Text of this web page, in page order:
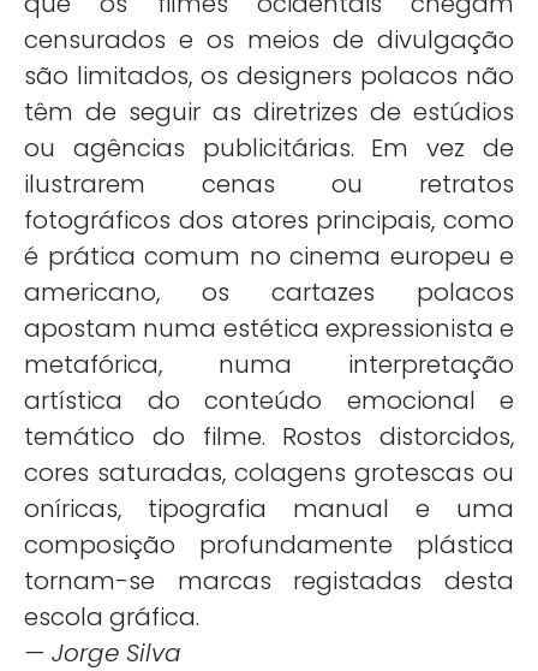
censurados e os meios de divulgação
são limitados, os designers polacos não
têm de seguir as diretrizes de estúdios
ou agências publicitárias. Em vez de
ilustrarem cenas ou retratos
fotográficos dos atores principais, como
é prática comum no cinema europeu e
americano, os cartazes polacos
apostam numa estética expressionista e
metafórica, numa interpretação
artística do conteúdo emocional e
temático do filme. Rostos distorcidos,
cores saturadas, colagens grotescas ou
oníricas, tipografia manual e uma
composição profundamente plástica
tornam-se marcas registadas desta
escola gráfica.
— Jorge Silva